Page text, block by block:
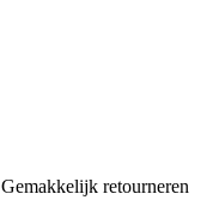
Gemakkelijk retourneren